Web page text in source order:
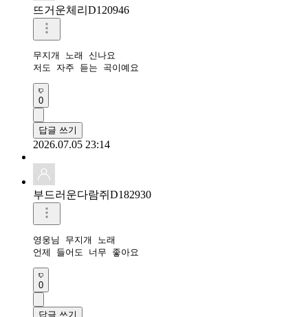
뜨거운체리D120946
무지개 노래 신나요
저도 자주 듣는 곡이예요
0
답글 쓰기
2026.07.05 23:14
부드러운다람쥐D182930
영웅님 무지개 노래
언제 들어도 너무 좋아요
0
답글 쓰기